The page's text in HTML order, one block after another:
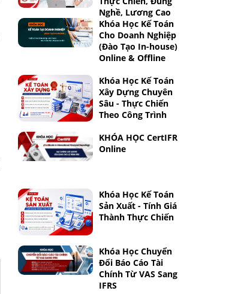
Nghề, Lương Cao
Khóa Học Kế Toán
Cho Doanh Nghiệp
(Đào Tạo In-house)
Online & Offline
Khóa Học Kế Toán
Xây Dựng Chuyên
Sâu - Thực Chiến
Theo Công Trình
KHÓA HỌC CertIFR
Online
Khóa Học Kế Toán
Sản Xuất - Tính Giá
Thành Thực Chiến
Khóa Học Chuyển
Đổi Báo Cáo Tài
Chính Từ VAS Sang
IFRS